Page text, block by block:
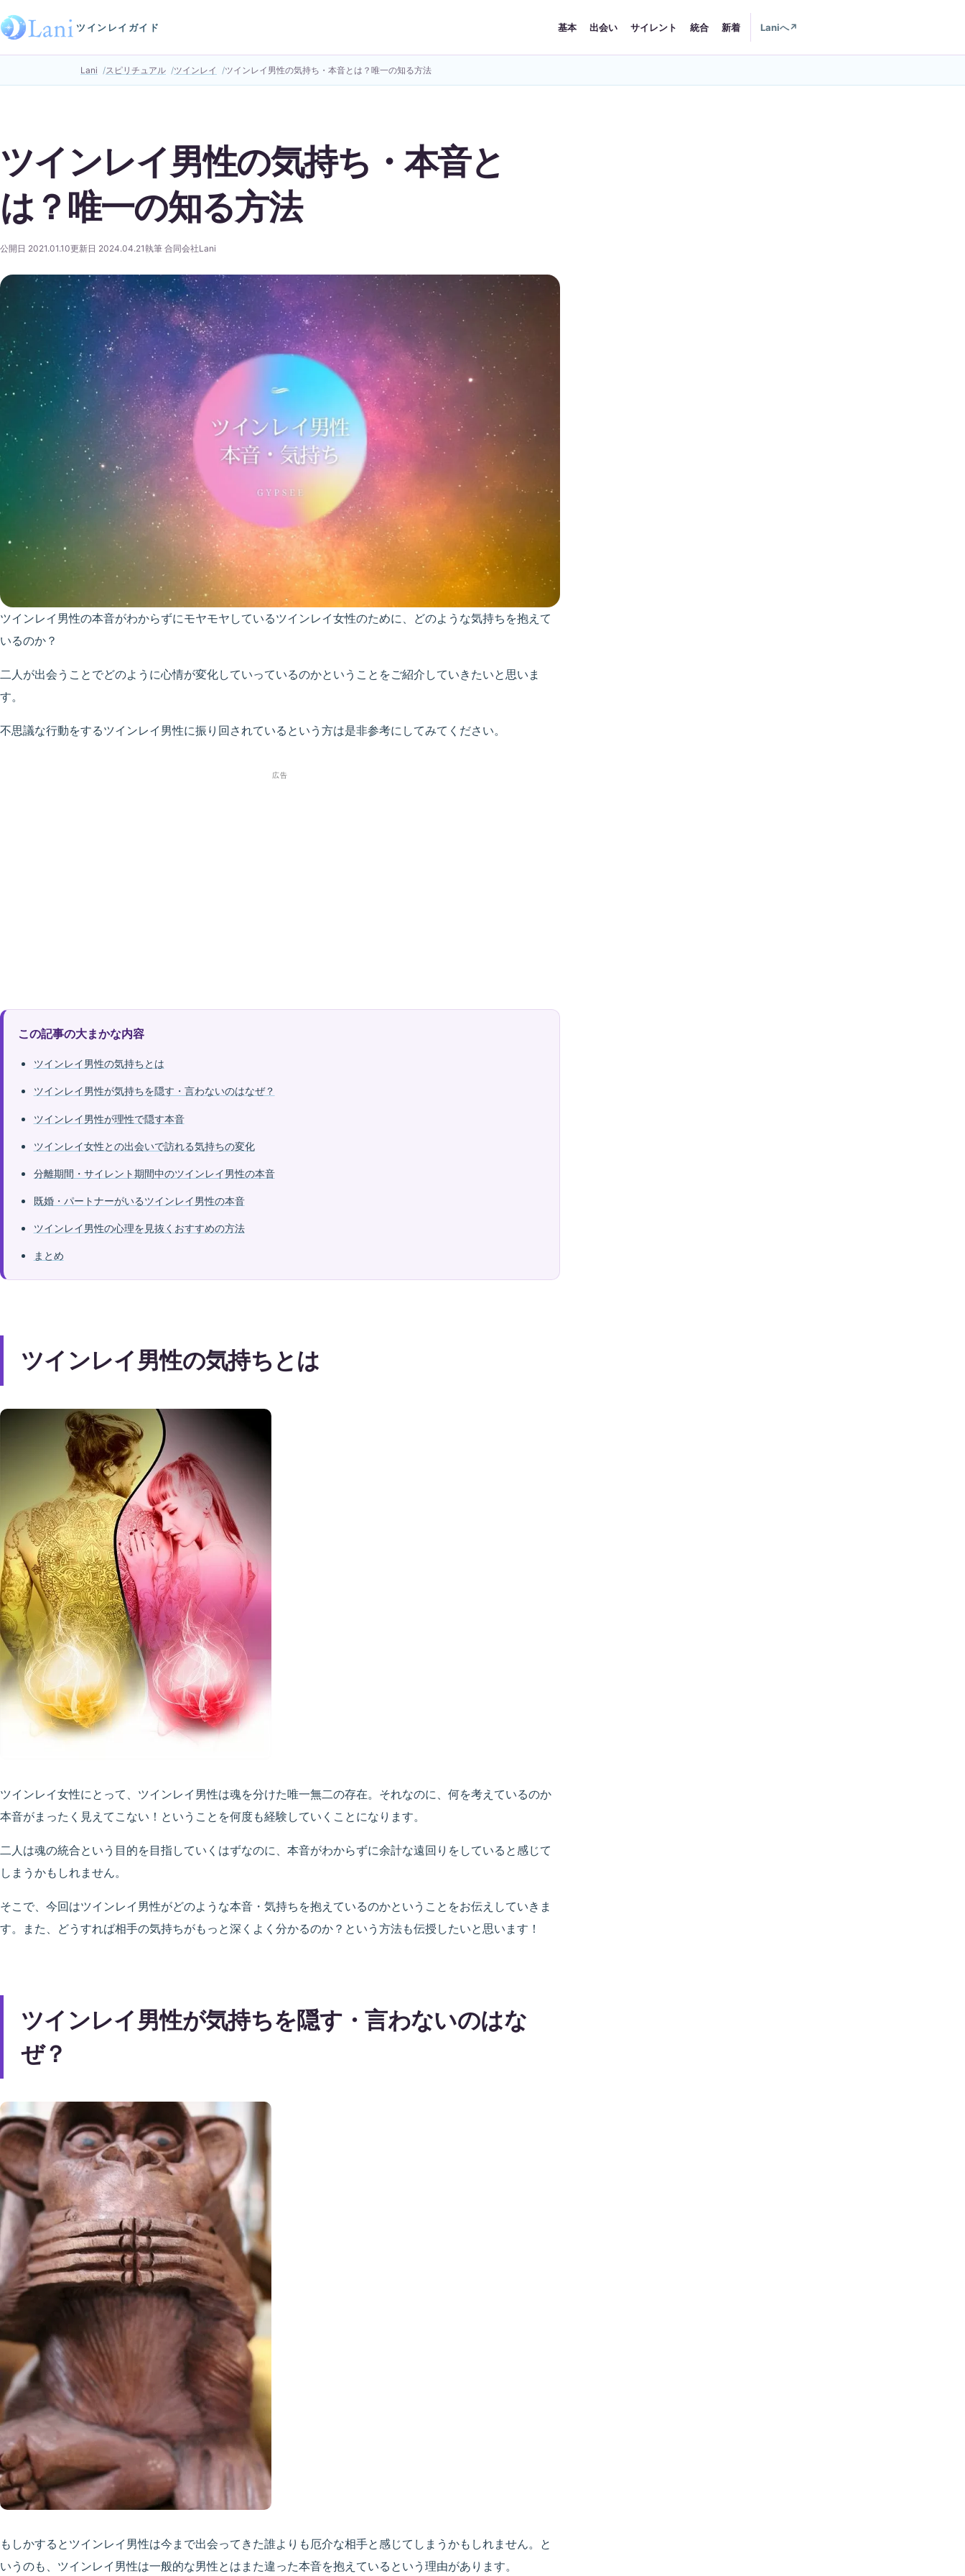
ツインレイガイド 基本 出会い サイレント 統合 新着 Laniへ↗
Lani スピリチュアル ツインレイ ツインレイ男性の気持ち・本音とは？唯一の知る方法
ツインレイ男性の気持ち・本音と
は？唯一の知る方法
公開日 2021.01.10更新日 2024.04.21執筆 合同会社Lani
ツインレイ男性の本音がわからずにモヤモヤしているツインレイ女性のために、どのような気持ちを抱えて
いるのか？
二人が出会うことでどのように心情が変化していっているのかということをご紹介していきたいと思いま
す。
不思議な行動をするツインレイ男性に振り回されているという方は是非参考にしてみてください。
広告
この記事の大まかな内容
ツインレイ男性の気持ちとは
ツインレイ男性が気持ちを隠す・言わないのはなぜ？
ツインレイ男性が理性で隠す本音
ツインレイ女性との出会いで訪れる気持ちの変化
分離期間・サイレント期間中のツインレイ男性の本音
既婚・パートナーがいるツインレイ男性の本音
ツインレイ男性の心理を見抜くおすすめの方法
まとめ
ツインレイ男性の気持ちとは
ツインレイ女性にとって、ツインレイ男性は魂を分けた唯一無二の存在。それなのに、何を考えているのか
本音がまったく見えてこない！ということを何度も経験していくことになります。
二人は魂の統合という目的を目指していくはずなのに、本音がわからずに余計な遠回りをしていると感じて
しまうかもしれません。
そこで、今回はツインレイ男性がどのような本音・気持ちを抱えているのかということをお伝えしていきま
す。また、どうすれば相手の気持ちがもっと深くよく分かるのか？という方法も伝授したいと思います！
ツインレイ男性が気持ちを隠す・言わないのはな
ぜ？
もしかするとツインレイ男性は今まで出会ってきた誰よりも厄介な相手と感じてしまうかもしれません。と
いうのも、ツインレイ男性は一般的な男性とはまた違った本音を抱えているという理由があります。